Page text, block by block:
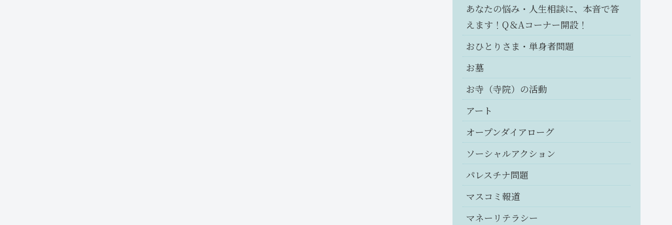
あなたの悩み・人生相談に、本音で答
えます！Q＆Aコーナー開設！
おひとりさま・単身者問題
お墓
お寺（寺院）の活動
アート
オープンダイアローグ
ソーシャルアクション
パレスチナ問題
マスコミ報道
マネーリテラシー